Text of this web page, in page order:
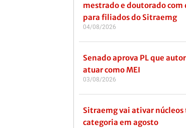
mestrado e doutorado com
para filiados do Sitraemg
04/08/2026
Senado aprova PL que
atuar como MEI
03/08/2026
Sitraemg vai ativar
categoria em agosto